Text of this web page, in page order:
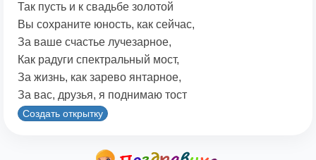
Так пусть и к свадьбе золотой
Вы сохраните юность, как сейчас,
За ваше счастье лучезарное,
Как радуги спектральный мост,
За жизнь, как зарево янтарное,
За вас, друзья, я поднимаю тост
Создать открытку